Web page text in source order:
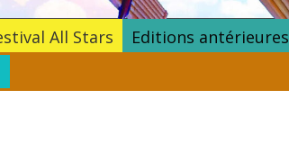
All Stars Editions antérieures